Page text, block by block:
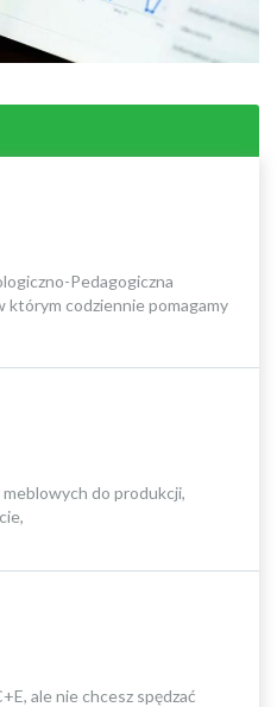
Pedagogiczna
codziennie pomagamy
do produkcji,
ale nie chcesz spędzać